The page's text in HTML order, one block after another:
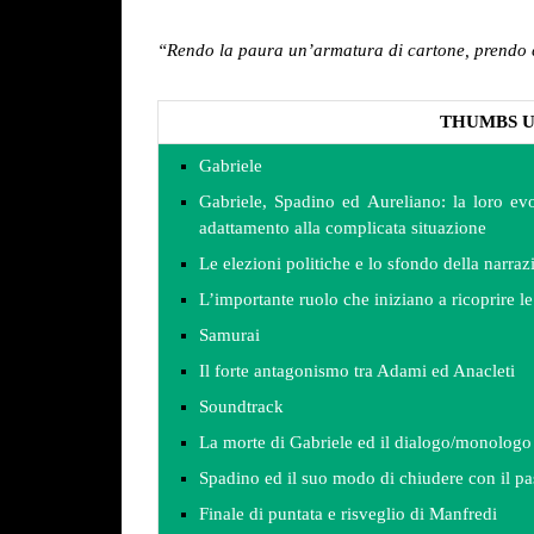
“Rendo la paura un’armatura di cartone,
THUMBS
Gabriele
Gabriele, Spadino ed Aureliano: la loro
adattamento alla complicata situazione
Le elezioni politiche e lo sfondo della
L’importante ruolo che iniziano a ricoprire
Samurai
Il forte antagonismo tra Adami ed Anacleti
Soundtrack
La morte di Gabriele ed il dialogo/monologo
Spadino ed il suo modo di chiudere con il
Finale di puntata e risveglio di Manfredi